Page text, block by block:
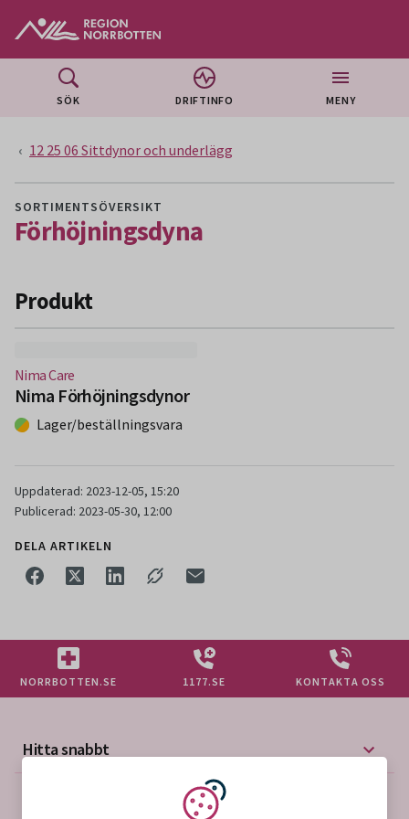
SÖK DRIFTINFO MENY
12 25 06 Sittdynor och underlägg
SORTIMENTSÖVERSIKT
Förhöjningsdyna
Produkt
Nima Care
Nima Förhöjningsdynor
(Nytt fönster)
Lager/beställningsvara
Uppdaterad: 2023-12-05, 15:20
Publicerad: 2023-05-30, 12:00
DELA ARTIKELN
NORRBOTTEN.SE 1177.SE KONTAKTA OSS
Hitta snabbt
Mer på vårdgivarwebben